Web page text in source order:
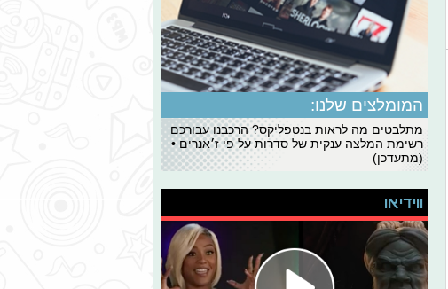
המומלצים שלנו:
מתלבטים מה לראות בנטפליקס? הרכבנו עבורכם
רשימת המלצה ענקית של סדרות על פי ז׳אנרים •
(מתעדכן)
ווידיאו